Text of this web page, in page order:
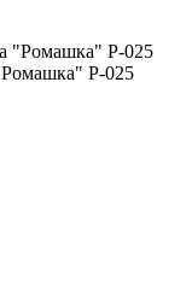
Р-025